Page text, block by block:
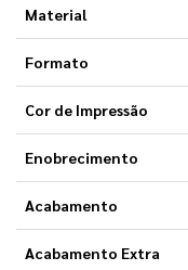
Material
Formato
Cor de Impressão
Enobrecimento
Acabamento
Acabamento Extra